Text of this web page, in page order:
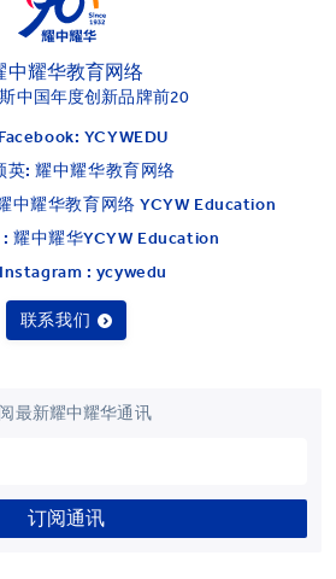
中耀华教育网络
中国年度创新品牌前20
Facebook: YCYWEDU
英: 耀中耀华教育网络
中耀华教育网络 YCYW Education
耀中耀华YCYW Education
Instagram : ycywedu
联系我们
最新耀中耀华通讯
订阅通讯